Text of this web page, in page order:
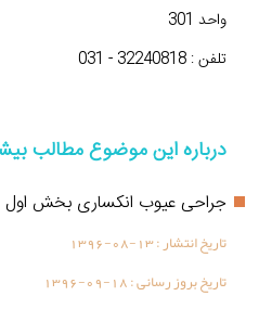
واحد 301
تلفن : 32240818 - 031
درباره این موضوع مطالب
جراحی عیوب انکساری بخش اول
تاریخ انتشار :1396-08-13
تاریخ بروز رسانی :1396-09-18